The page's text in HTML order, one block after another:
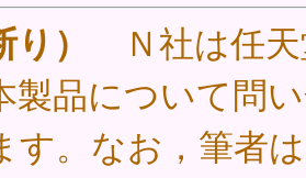
り）
Ｎ社は任天
製品について問
す。なお，筆者